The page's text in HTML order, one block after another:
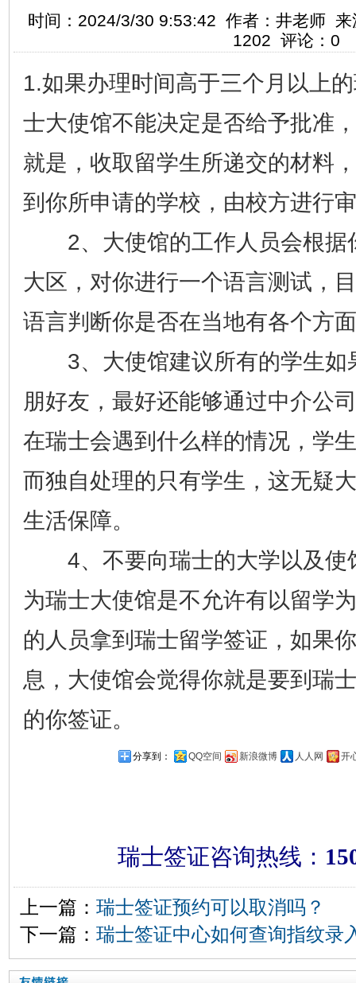
时间：2024/3/30 9:53:42 作者：井老师
1202 评论：0
1.如果办理时间高于三个月以上
士大使馆不能决定是否给予批准
就是，收取留学生所递交的材料
到你所申请的学校，由校方进行
2、大使馆的工作人员会根
大区，对你进行一个语言测试，
语言判断你是否在当地有各个方
3、大使馆建议所有的学生
朋好友，最好还能够通过中介公
在瑞士会遇到什么样的情况，学
而独自处理的只有学生，这无疑
生活保障。
4、不要向瑞士的大学以及
为瑞士大使馆是不允许有以留学
的人员拿到瑞士留学签证，如果
息，大使馆会觉得你就是要到瑞
的你签证。
分享到： QQ空间 新浪微博 人人网 开
瑞士签证咨询热线：
上一篇： 瑞士签证预约可以取消吗？
下一篇： 瑞士签证中心如何查询指纹录